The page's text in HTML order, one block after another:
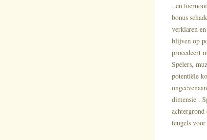
, en
bonus
verklaren
blijven op
procedeert
Spelers,
potentiële
dimensie .
achtergrond
teugels